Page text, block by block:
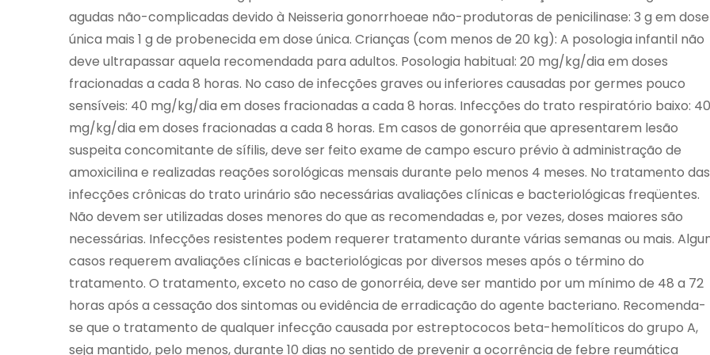
agudas não-complicadas devido à Neisseria gonorrhoeae não-produtoras de penicilinase: 3 g em dose
única mais 1 g de probenecida em dose única. Crianças (com menos de 20 kg): A posologia infantil não
deve ultrapassar aquela recomendada para adultos. Posologia habitual: 20 mg/kg/dia em doses
fracionadas a cada 8 horas. No caso de infecções graves ou inferiores causadas por germes pouco
sensíveis: 40 mg/kg/dia em doses fracionadas a cada 8 horas. Infecções do trato respiratório baixo: 40
mg/kg/dia em doses fracionadas a cada 8 horas. Em casos de gonorréia que apresentarem lesão
suspeita concomitante de sífilis, deve ser feito exame de campo escuro prévio à administração de
amoxicilina e realizadas reações sorológicas mensais durante pelo menos 4 meses. No tratamento das
infecções crônicas do trato urinário são necessárias avaliações clínicas e bacteriológicas freqüentes.
Não devem ser utilizadas doses menores do que as recomendadas e, por vezes, doses maiores são
necessárias. Infecções resistentes podem requerer tratamento durante várias semanas ou mais.
casos requerem avaliações clínicas e bacteriológicas por diversos meses após o término do
tratamento. O tratamento, exceto no caso de gonorréia, deve ser mantido por um mínimo de 48 a 72
horas após a cessação dos sintomas ou evidência de erradicação do agente bacteriano. Recomenda-
se que o tratamento de qualquer infecção causada por estreptococos beta-hemolíticos do grupo A,
seja mantido, pelo menos, durante 10 dias no sentido de prevenir a ocorrência de febre reumática